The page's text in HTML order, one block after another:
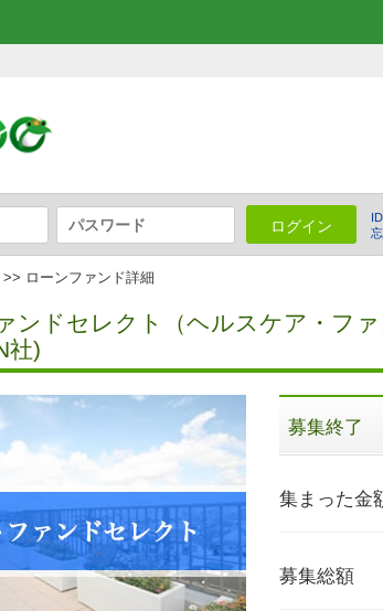
ログイン
>> ローンファンド詳細
ンドセレクト（ヘルスケア・フ
社)
募集終了
集まった金
募集総額